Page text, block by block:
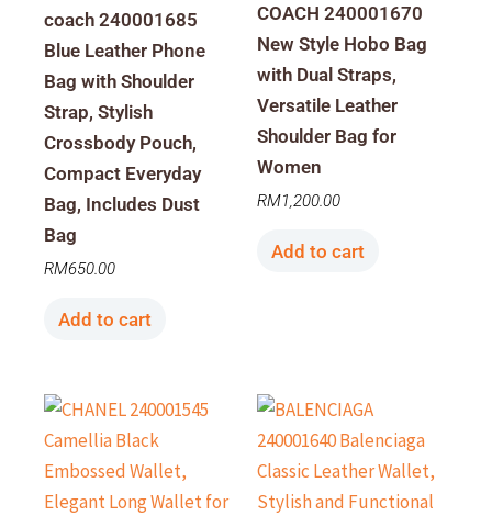
coach 240001685
Blue Leather Phone
Bag with Shoulder
Strap, Stylish
Crossbody Pouch,
Compact Everyday
Bag, Includes Dust
Bag
RM650.00
Add to cart
COACH 240001670
New Style Hobo Bag
with Dual Straps,
Versatile Leather
Shoulder Bag for
Women
RM1,200.00
Add to cart